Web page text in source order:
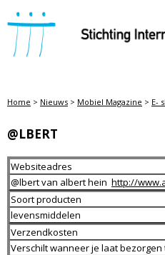
STICHTING INTERMOBIEL
Home > Nieuws > Mobiel Magazine > E-
@LBERT
Websiteadres
@lbert van albert hein http://
Soort producten
levensmiddelen
Verzendkosten
Verschilt wanneer je laat